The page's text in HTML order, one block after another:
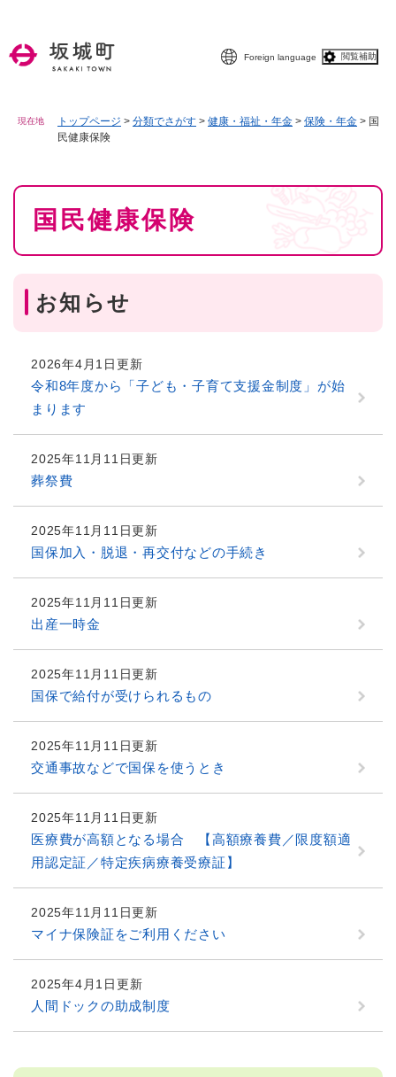
Foreign language 閲覧補助
現在地 トップページ > 分類でさがす > 健康・福祉・年金 > 保険・年金 > 国
民健康保険
本
国民健康保険
お知らせ
2026年4月1日更新
令和8年度から「子ども・子育て支援金制度」が始
まります
2025年11月11日更新
葬祭費
2025年11月11日更新
国保加入・脱退・再交付などの手続き
2025年11月11日更新
出産一時金
2025年11月11日更新
国保で給付が受けられるもの
2025年11月11日更新
交通事故などで国保を使うとき
2025年11月11日更新
医療費が高額となる場合 【高額療養費／限度額適
用認定証／特定疾病療養受療証】
2025年11月11日更新
マイナ保険証をご利用ください
2025年4月1日更新
人間ドックの助成制度